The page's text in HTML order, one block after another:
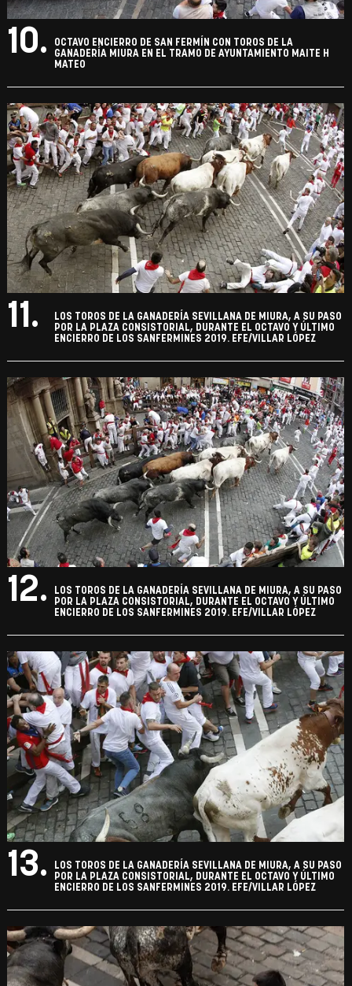
10.
OCTAVO ENCIERRO DE SAN FERMÍN CON TOROS DE LA
GANADERÍA MIURA EN EL TRAMO DE AYUNTAMIENTO MAITE H
MATEO
11.
LOS TOROS DE LA GANADERÍA SEVILLANA DE MIURA, A SU PASO
POR LA PLAZA CONSISTORIAL, DURANTE EL OCTAVO Y ÚLTIMO
ENCIERRO DE LOS SANFERMINES 2019. EFE/VILLAR LÓPEZ
12.
LOS TOROS DE LA GANADERÍA SEVILLANA DE MIURA, A SU PASO
POR LA PLAZA CONSISTORIAL, DURANTE EL OCTAVO Y ÚLTIMO
ENCIERRO DE LOS SANFERMINES 2019. EFE/VILLAR LÓPEZ
13.
LOS TOROS DE LA GANADERÍA SEVILLANA DE MIURA, A SU PASO
POR LA PLAZA CONSISTORIAL, DURANTE EL OCTAVO Y ÚLTIMO
ENCIERRO DE LOS SANFERMINES 2019. EFE/VILLAR LÓPEZ